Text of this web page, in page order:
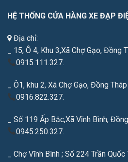
HỆ THỐNG CỬA HÀNG XE ĐẠP
Địa chỉ:
_ 15, Ô 4, Khu 3,Xã Chợ Gạo, Đồng
0915.111.327.
_ Ô1, khu 2, Xã Chợ Gạo, Đồng Tháp
0916.822.327.
_ Số 119 Ấp Bắc,Xã Vĩnh Bình,
0945.250.327.
_ Chợ Vĩnh Bình ; Số 224 Trần